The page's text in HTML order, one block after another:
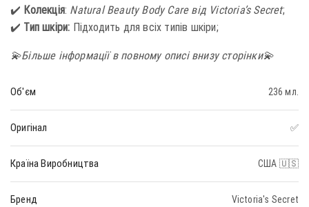
✔️ Колекція: Natural Beauty Body Care від Victoria’s Secret;
✔️ Тип шкіри: Підходить для всіх типів шкіри;
💫Більше інформації в повному описі внизу сторінки💫
Об'єм 236 мл.
Оригінал ✅
Країна Виробництва США 🇺🇸
Бренд Victoria's Secret